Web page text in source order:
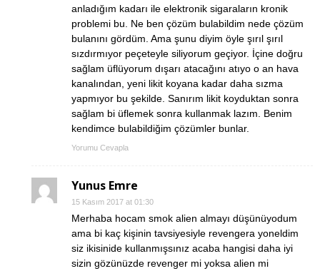
anladığım kadarı ile elektronik sigaraların kronik
problemi bu. Ne ben çözüm bulabildim nede çözüm
bulanını gördüm. Ama şunu diyim öyle şırıl şırıl
sızdırmıyor peçeteyle siliyorum geçiyor. İçine doğru
sağlam üflüyorum dışarı atacağını atıyo o an hava
kanalından, yeni likit koyana kadar daha sızma
yapmıyor bu şekilde. Sanırım likit koyduktan sonra
sağlam bi üflemek sonra kullanmak lazım. Benim
kendimce bulabildiğim çözümler bunlar.
Yorumu Cevapla
Yunus Emre
15 Kasım 2017 at 01:30
Merhaba hocam smok alien almayı düşünüyodum
ama bi kaç kişinin tavsiyesiyle revengera yoneldim
siz ikisinide kullanmışsınız acaba hangisi daha iyi
sizin gözünüzde revenger mi yoksa alien mi